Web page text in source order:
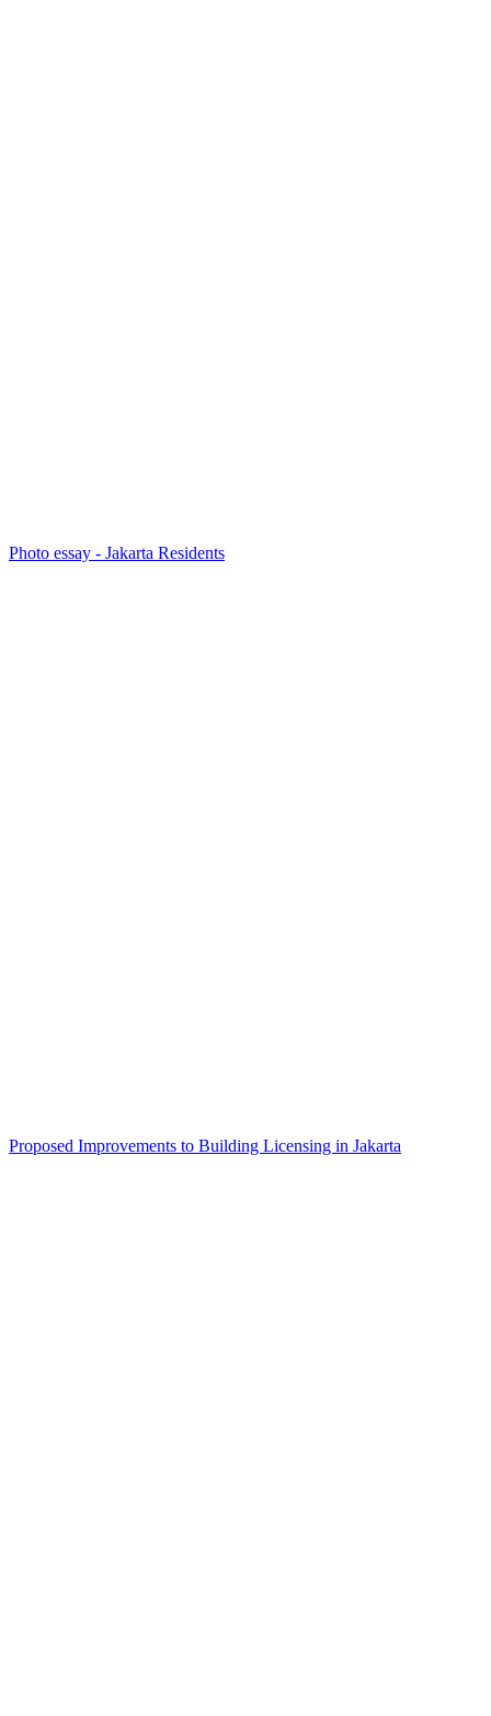
Photo essay - Jakarta Residents
Proposed Improvements to Building Licensing in Jakarta